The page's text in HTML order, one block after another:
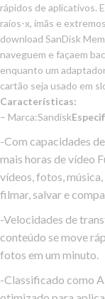
rápidos de aplicativos.
raios-x, ímãs e
download SanDisk
naveguem e façaem
enquanto um
cartão seja usado em
Características:
– Marca:Sandisk
-Com capacidades
mais horas de vídeo
vídeos, fotos,
filmar, salvar e
-Velocidades de
conteúdo se move
fotos em um minuto.
-Classificado como